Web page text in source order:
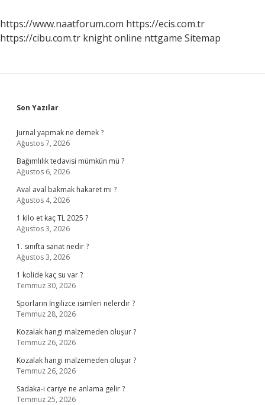
https://www.naatforum.com https://ecis.com.tr
https://cibu.com.tr knight online nttgame Sitemap
Sidebar
Son Yazılar
Jurnal yapmak ne demek ?
Ağustos 7, 2026
Bağımlılık tedavisi mümkün mü ?
Ağustos 6, 2026
Aval aval bakmak hakaret mi ?
Ağustos 4, 2026
1 kilo et kaç TL 2025 ?
Ağustos 3, 2026
1. sınıfta sanat nedir ?
Ağustos 3, 2026
1 kolide kaç su var ?
Temmuz 30, 2026
Sporların İngilizce isimleri nelerdir ?
Temmuz 28, 2026
Kozalak hangi malzemeden oluşur ?
Temmuz 26, 2026
Kozalak hangi malzemeden oluşur ?
Temmuz 26, 2026
Sadaka-i cariye ne anlama gelir ?
Temmuz 25, 2026